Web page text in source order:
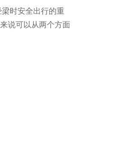
时安全出行的重
说可以从两个方面